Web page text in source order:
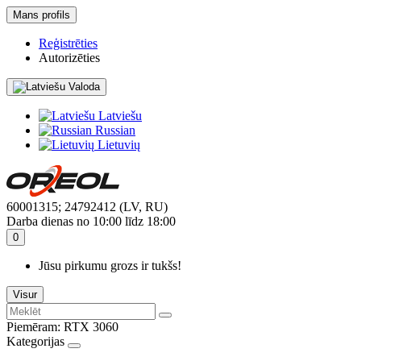
Mans profils
Reģistrēties
Autorizēties
Valoda
Latviešu
Russian
Lietuvių
60001315; 24792412 (LV, RU)
Darba dienas no 10:00 līdz 18:00
0
Jūsu pirkumu grozs ir tukšs!
Visur
Piemēram: RTX 3060
Kategorijas